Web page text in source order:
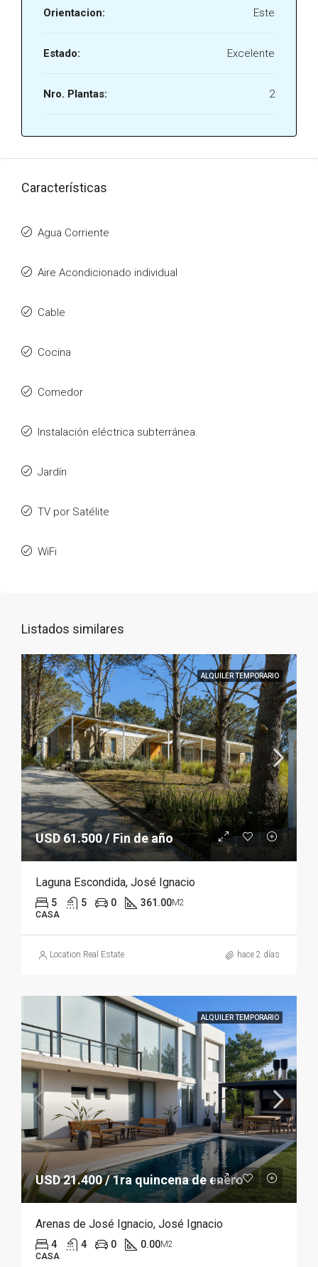
Orientacion: Este
Estado: Excelente
Nro. Plantas: 2
Características
Agua Corriente
Aire Acondicionado individual
Cable
Cocina
Comedor
Instalación eléctrica subterránea.
Jardín
TV por Satélite
WiFi
Listados similares
ALQUILER TEMPORARIO
USD 61.500 / Fin de año
Laguna Escondida, José Ignacio
5 5 0 361.00M2
CASA
Location Real Estate hace 2 días
ALQUILER TEMPORARIO
USD 21.400 / 1ra quincena de enero
Arenas de José Ignacio, José Ignacio
4 4 0 0.00M2
CASA